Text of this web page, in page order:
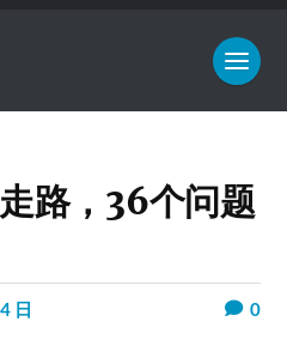
路，36个问题
日 0